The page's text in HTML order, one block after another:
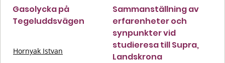
Gasolycka på
Tegeluddsvägen
Hornyak Istvan
Sammanställning av
erfarenheter och
synpunkter vid
studieresa till Supra,
Landskrona